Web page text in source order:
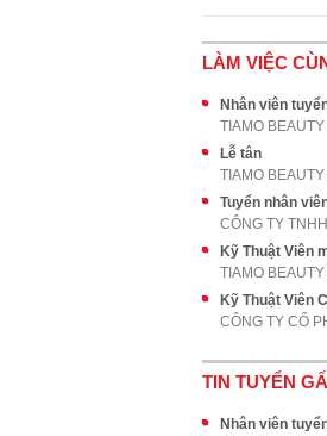
LÀM VIỆC
Nhân viên
TIAMO
Lễ tân
TIAMO
Tuyển nhân
Kỹ Thuật Viên
TIAMO
Kỹ Thuật Viên
TIN TUYỂN
Nhân viên